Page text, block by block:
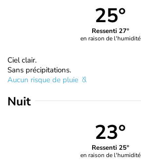
25°
Ressenti 27°
en raison de l'humidité
Ciel clair.
Sans précipitations.
Aucun risque de pluie
Nuit
23°
Ressenti 25°
en raison de l'humidité